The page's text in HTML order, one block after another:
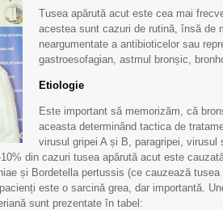
Tusea apărută acut este cea mai
acestea sunt cazuri de rutină, însă de
neargumentate a antibioticelor sau
gastroesofagian, astmul bronșic,
Etiologie
Este important să memorizăm, că
aceasta determinând tactica de
virusul gripei A și B, paragripei,
din cazuri tusea apărută acut este
și Bordetella pertussis (ce cauzează
este o sarcină grea, dar importantă.
sunt prezentate în tabel: